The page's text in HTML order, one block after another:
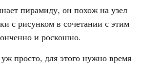
пирамиду, он похож на узел
с рисунком в сочетании с этим
и роскошно.
уж просто, для этого нужно время